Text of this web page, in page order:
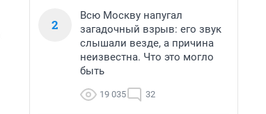
2
Всю Москву напугал
загадочный взрыв: его звук
слышали везде, а причина
неизвестна. Что это могло
быть
19 035 32